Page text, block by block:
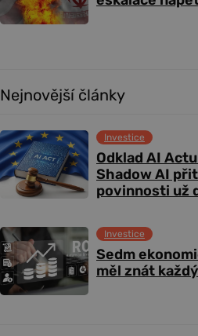
Nejnovější články
Odklad AI
Shadow AI
povinnosti už
Investice
Sedm
měl znát každý
Investice